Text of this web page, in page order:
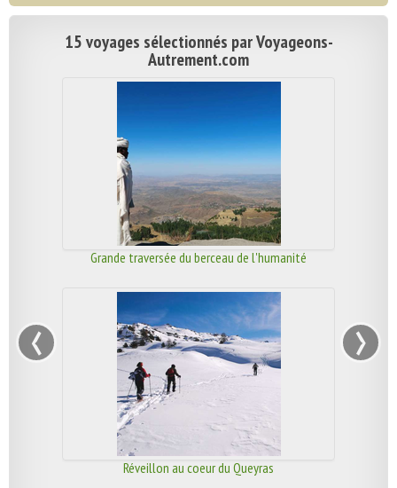
15 voyages sélectionnés par Voyageons-
Autrement.com
Grande traversée du berceau de l'humanité
Réveillon au coeur du Queyras
‹ ›